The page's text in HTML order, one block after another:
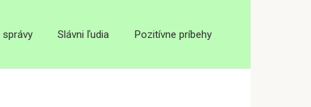
správy Slávni ľudia Pozitívne príbehy